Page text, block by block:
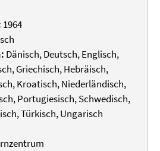
1964
Dänisch, Deutsch, Englisch,
Griechisch, Hebräisch,
Kroatisch, Niederländisch,
Portugiesisch, Schwedisch,
Türkisch, Ungarisch